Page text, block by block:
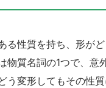
る性質を持ち、形が
物質名詞の1つで、意
う変形してもその性